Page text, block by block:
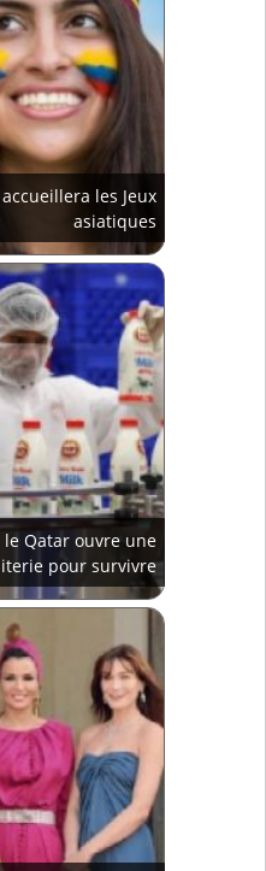
les Jeux
asiatiques
le Qatar ouvre une
pour survivre